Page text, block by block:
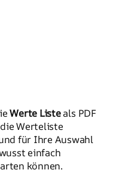
Werte Listeals PDF
Werteliste
für Ihre Auswahl
einfach
können.